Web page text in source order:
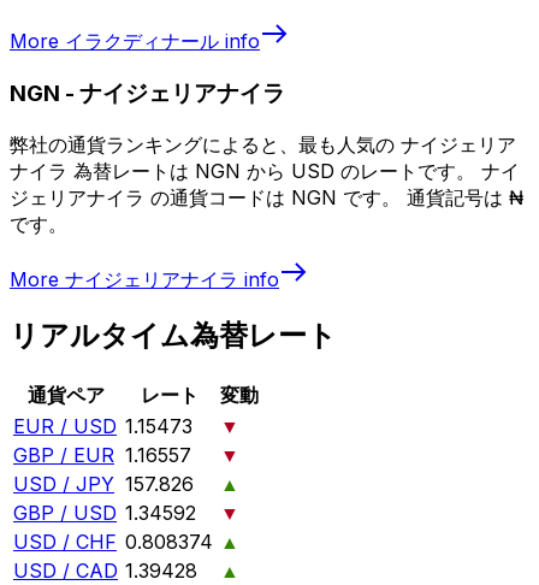
More イラクディナール info
NGN - ナイジェリアナイラ
弊社の通貨ランキングによると、最も人気の ナイジェリア
ナイラ 為替レートは NGN から USD のレートです。 ナイ
ジェリアナイラ の通貨コードは NGN です。 通貨記号は ₦
です。
More ナイジェリアナイラ info
リアルタイム為替レート
通貨ペア レート
変動
EUR / USD 1.15473
▼
GBP / EUR 1.16557
▼
USD / JPY 157.826
▲
GBP / USD 1.34592
▼
USD / CHF 0.808374 ▲
USD / CAD 1.39428
▲